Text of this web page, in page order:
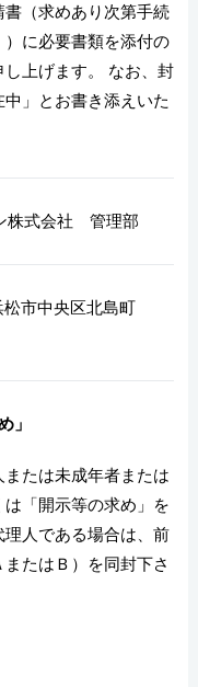
書（求めあり次第手続
に必要書類を添付の
上げます。 なお、封
」とお書き添えいた
株式会社 管理部
市中央区北島町
」
または未成年者または
「開示等の求め」を
人である場合は、前
たはＢ）を同封下さ